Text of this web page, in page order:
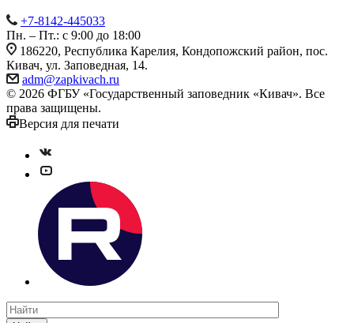
+7-8142-445033
Пн. – Пт.: с 9:00 до 18:00
186220, Республика Карелия, Кондопожский район, пос.
Кивач, ул. Заповедная, 14.
adm@zapkivach.ru
© 2026 ФГБУ «Государственный заповедник «Кивач». Все
права защищены.
Версия для печати